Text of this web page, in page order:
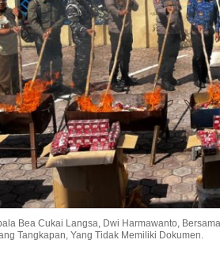
Bea Cukai Langsa, Dwi Harmawanto,
Tangkapan, Yang Tidak Memiliki Dokumen.